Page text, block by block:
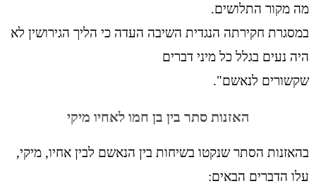
מה מקור התלושים.
במסגרת חקירתה הנגדית השיבה העדה כי הליך הגירושין לא
היה נעים בגלל כל מיני דברים
שקשורים לנאשם".
האזנות סתר בין בן חמו לאחיו מיקי
בהאזנות הסתר שנקטו בשיחות בין הנאשם לבין אחיו, מיקי,
עלו הדברים הבאים: